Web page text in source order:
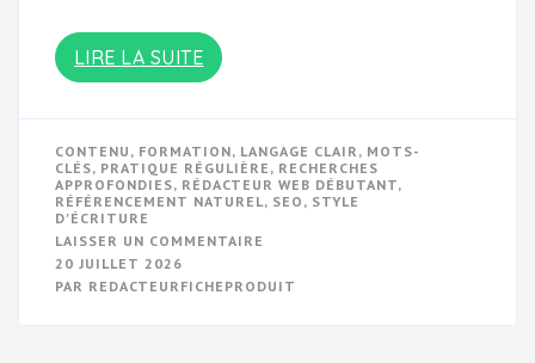
LIRE LA SUITE
CONTENU , FORMATION, LANGAGE CLAIR , MOTS-
CLÉS, PRATIQUE RÉGULIÈRE , RECHERCHES
APPROFONDIES, RÉDACTEUR WEB DÉBUTANT,
RÉFÉRENCEMENT NATUREL, SEO , STYLE
D'ÉCRITURE
LAISSER UN COMMENTAIRE
RÉDACTEUR
20 JUILLET 2026
PAR REDACTEURFICHEPRODUIT